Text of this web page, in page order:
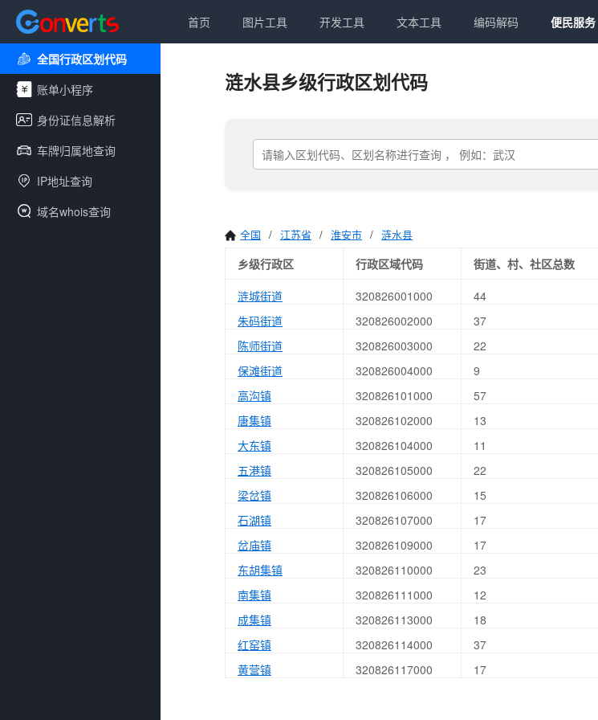
首页 图片工具 开发工具 文本工具 编码解码 便民服务
全国行政区划代码
账单小程序
身份证信息解析
车牌归属地查询
IP地址查询
域名whois查询
涟水县乡级行政区划代码
全国 / 江苏省 / 淮安市 / 涟水县
乡级行政区 行政区域代码
街道、村、社区总数
涟城街道
320826001000
44
朱码街道
320826002000
37
陈师街道
320826003000
22
保滩街道
320826004000
9
高沟镇
320826101000
57
唐集镇
320826102000
13
大东镇
320826104000
11
五港镇
320826105000
22
梁岔镇
320826106000
15
石湖镇
320826107000
17
岔庙镇
320826109000
17
东胡集镇
320826110000
23
南集镇
320826111000
12
成集镇
320826113000
18
红窑镇
320826114000
37
黄营镇
320826117000 17